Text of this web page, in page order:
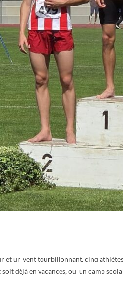
et un vent tourbillonnant, cinq
déjà en vacances, ou un camp